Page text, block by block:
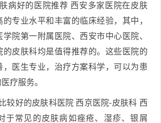
病好的医院推荐 西安多家医院在皮肤
专业水平和丰富的临床经验，其中，
院第一附属医院、西安市中心医院、
的皮肤科均是值得推荐的。这些医院的
，医生专业，治疗方案科学，可以为患
疗服务。
较好的皮肤科医院 西京医院-皮肤科 西
于常见的皮肤病如痤疮、湿疹、银屑